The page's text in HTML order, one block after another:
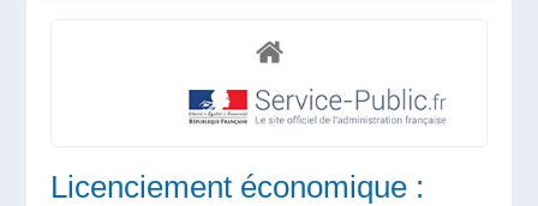
Licenciement économique :